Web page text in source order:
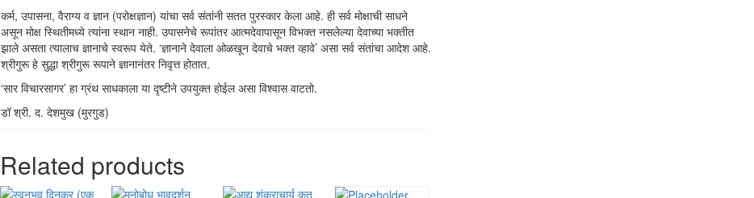
कर्म, उपासना, वैराग्य व ज्ञान (परोक्षज्ञान) यांचा सर्व संतांनी सतत पुरस्कार केला आहे. ही सर्व मोक्षाची साधने
असून मोक्ष स्थितीमध्ये त्यांना स्थान नाही. उपासनेचे रूपांतर आत्मदेवापासून विभक्त नसलेल्या देवाच्या भक्तीत
झाले असता त्यालाच ज्ञानाचे स्वरूप येते. ‘ज्ञानाने देवाला ओळखून देवाचे भक्त व्हावे’ असा सर्व संतांचा आदेश आहे.
श्रीगुरू हे सुद्धा श्रीगुरू रूपाने ज्ञानानंतर निवृत्त होतात.
‘सार विचारसागर’ हा ग्रंथ साधकाला या दृष्टीने उपयुक्त होईल असा विश्वास वाटतो.
डॉ श्री. द. देशमुख (मुरगुड)
Related products